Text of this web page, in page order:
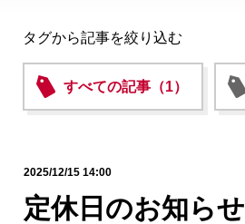
タグから記事を絞り込む
すべての記事（1）
2025/12/15 14:00
定休日のお知らせ